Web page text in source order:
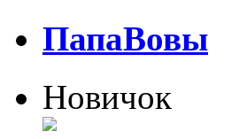
ПапаВовы
Новичок